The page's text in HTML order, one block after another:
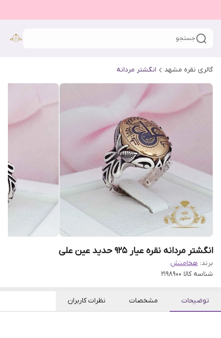
جستجو
گالری نقره مشهد انگشتر مردانه
انگشتر مردانه نقره عیار ۹۲۵ حدید عین علی
برند: هخامنش
شناسه کالا 2198900
توضیحات مشخصات نظرات کاربران